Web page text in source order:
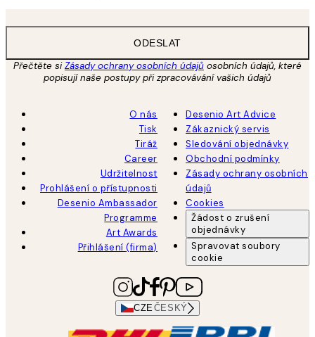
ODESLAT
Přečtěte siZásady ochrany osobních údajů osobních údajů, které
popisují naše postupy při zpracovávání vašich údajů
O nás
Tisk
Tiráž
Career
Udržitelnost
Prohlášení o přístupnosti
Desenio Ambassador
Programme
Art Awards
Přihlášení (firma)
Desenio Art Advice
Zákaznický servis
Sledování objednávky
Obchodní podmínky
Zásady ochrany osobních
údajů
Cookies
Žádost o zrušení
objednávky
Spravovat soubory
cookie
CZEČESKÝ